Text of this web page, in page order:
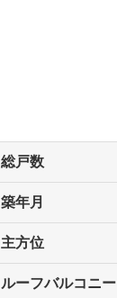
総戸数
築年月
主方位
ルーフバルコニー